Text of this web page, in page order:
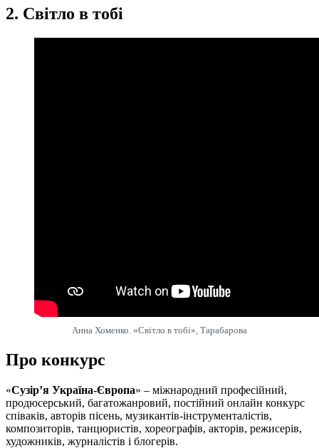
2. Світло в тобі
Анна Хоменко. «Світло в тобі», Тарабарова
Про конкурс
«Сузір’я Україна-Європа» – міжнародний професійний,
продюсерський, багатожанровий, постійний онлайн конкурс
співаків, авторів пісень, музикантів-інструменталістів,
композиторів, танцюристів, хореографів, акторів, режисерів,
художників, журналістів і блогерів.